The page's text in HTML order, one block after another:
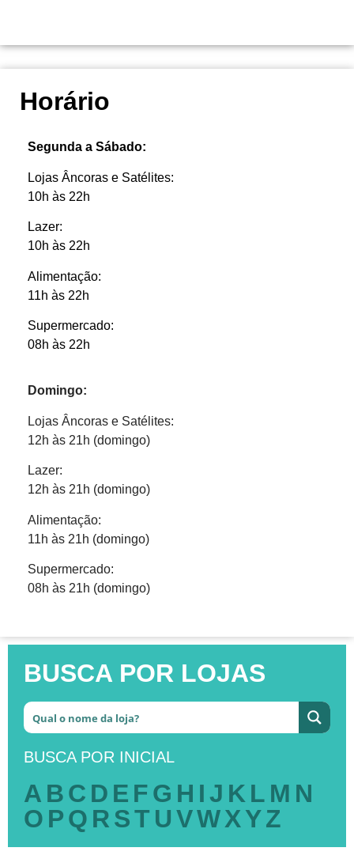
Horário
Segunda a Sábado:
Lojas Âncoras e Satélites:
10h às 22h
Lazer:
10h às 22h
Alimentação:
11h às 22h
Supermercado:
08h às 22h
Domingo:
Lojas Âncoras e Satélites:
12h às 21h (domingo)
Lazer:
12h às 21h (domingo)
Alimentação:
11h às 21h (domingo)
Supermercado:
08h às 21h (domingo)
BUSCA POR LOJAS
BUSCA POR INICIAL
A BC D E FG H IJ KL M N
O PQ RST UVWXYZ